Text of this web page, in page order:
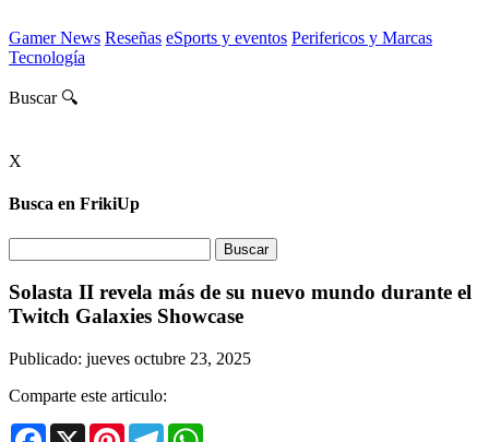
Gamer News Reseñas eSports y eventos Perifericos y Marcas
Tecnología
Buscar 🔍
X
Busca en FrikiUp
Solasta II revela más de su nuevo mundo durante el
Twitch Galaxies Showcase
Publicado: jueves octubre 23, 2025
Comparte este articulo:
Facebook
X PinterestTelegram